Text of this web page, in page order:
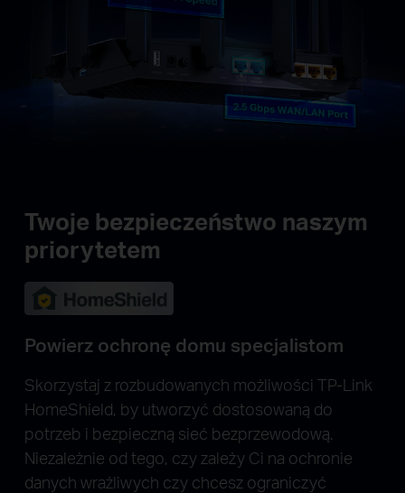
Twoje bezpieczeństwo naszym
priorytetem
Powierz ochronę domu specjalistom
Skorzystaj z rozbudowanych możliwości TP-Link
HomeShield, by utworzyć dostosowaną do
potrzeb i bezpieczną sieć bezprzewodową.
Niezależnie od tego, czy zależy Ci na ochronie
danych wrażliwych czy chcesz ograniczyć